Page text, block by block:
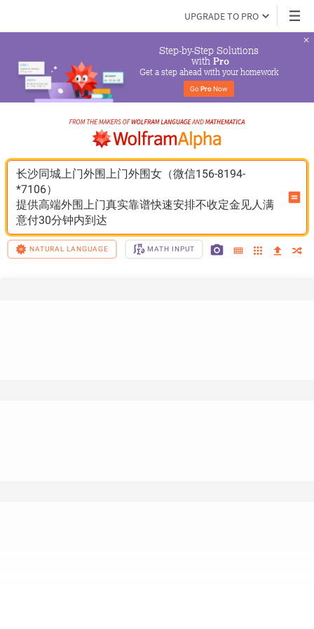
UPGRADE TO PRO
Step-by-Step Solutions
with Pro
Get a step ahead with your homework
Go Pro Now
长沙同城上门外围上门外围女（微信156-8194-
*7106）
提供高端外围上门真实靠谱快速安排不收定金见人满
意付30分钟内到达
NATURAL LANGUAGE MATH INPUT